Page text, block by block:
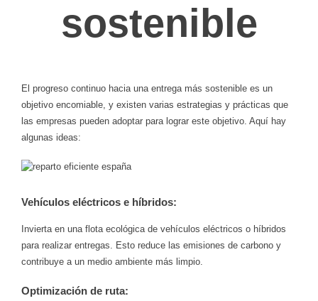
sostenible
El progreso continuo hacia una entrega más sostenible es un
objetivo encomiable, y existen varias estrategias y prácticas que
las empresas pueden adoptar para lograr este objetivo. Aquí hay
algunas ideas:
Vehículos eléctricos e híbridos:
Invierta en una flota ecológica de vehículos eléctricos o híbridos
para realizar entregas. Esto reduce las emisiones de carbono y
contribuye a un medio ambiente más limpio.
Optimización de ruta: